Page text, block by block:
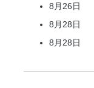
8月26日
8月28日
8月28日